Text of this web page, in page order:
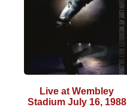
Live at Wembley
Stadium July 16, 1988